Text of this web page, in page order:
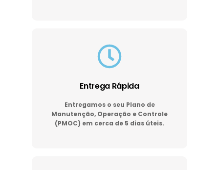
Entrega Rápida
Entregamos o seu Plano de
Manutenção, Operação e Controle
(PMOC) em cerca de 5 dias úteis.